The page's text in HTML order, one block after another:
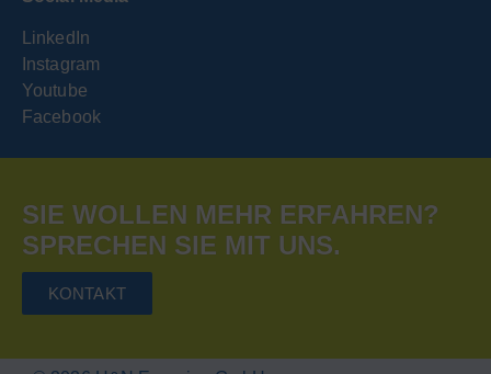
LinkedIn
Instagram
Youtube
Facebook
SIE WOLLEN MEHR ERFAHREN?
SPRECHEN SIE MIT UNS.
KONTAKT